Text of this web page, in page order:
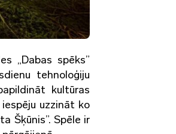
„Dabas spēks”
tehnoloģiju
kultūras
uzzināt ko
Šķūnis”. Spēle ir